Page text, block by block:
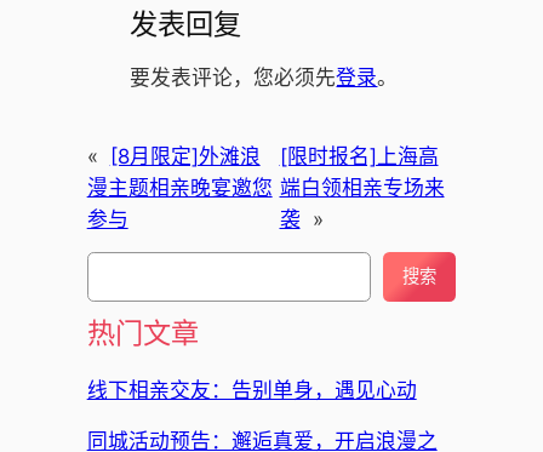
发表回复
要发表评论，您必须先登录。
«
[8月限定]外滩浪
漫主题相亲晚宴邀您
参与
[限时报名]上海高
端白领相亲专场来
袭 »
搜
搜索
热门文章
线下相亲交友：告别单身，遇见心动
同城活动预告：邂逅真爱，开启浪漫之